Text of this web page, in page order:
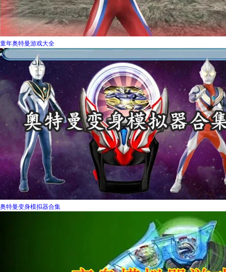
童年奥特曼游戏大全
奥特曼变身模拟器合集